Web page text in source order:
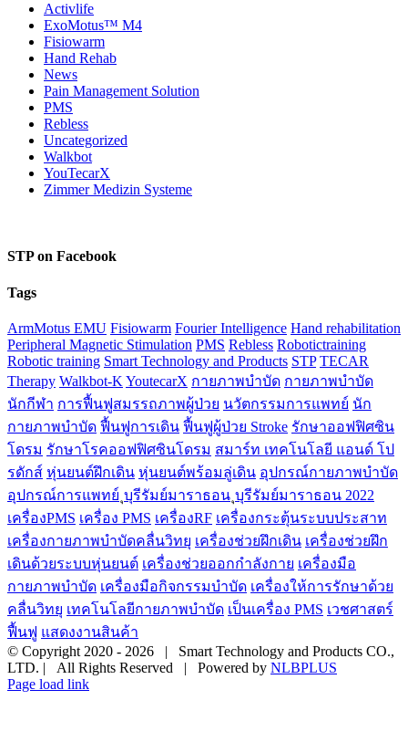
Activlife
ExoMotus™ M4
Fisiowarm
Hand Rehab
News
Pain Management Solution
PMS
Rebless
Uncategorized
Walkbot
YouTecarX
Zimmer Medizin Systeme
STP on Facebook
Tags
ArmMotus EMU Fisiowarm Fourier Intelligence Hand rehabilitation
Peripheral Magnetic Stimulation PMS Rebless Robotictraining
Robotic training Smart Technology and Products STP TECAR
Therapy Walkbot-K YoutecarX กายภาพบำบัด กายภาพบำบัด
นักกีฬา การฟื้นฟูสมรรถภาพผู้ป่วย นวัตกรรมการแพทย์ นัก
กายภาพบำบัด ฟื้นฟูการเดิน ฟื้นฟูผู้ป่วย Stroke รักษาออฟฟิศซิน
โดรม รักษาโรคออฟฟิศซินโดรม สมาร์ท เทคโนโลยี แอนด์ โป
รดักส์ หุ่นยนต์ฝึกเดิน หุ่นยนต์พร้อมลู่เดิน อุปกรณ์กายภาพบำบัด
อุปกรณ์การแพทย์ ุบุรีรัมย์มาราธอน ุบุรีรัมย์มาราธอน 2022
เครื่องPMS เครื่อง PMS เครื่องRF เครื่องกระตุ้นระบบประสาท
เครื่องกายภาพบำบัดคลื่นวิทยุ เครื่องช่วยฝึกเดิน เครื่องช่วยฝึก
เดินด้วยระบบหุ่นยนต์ เครื่องช่วยออกกำลังกาย เครื่องมือ
กายภาพบำบัด เครื่องมือกิจกรรมบำบัด เครื่องให้การรักษาด้วย
คลื่นวิทยุ เทคโนโลยีกายภาพบำบัด เป็นเครื่อง PMS เวชศาสตร์
ฟื้นฟู แสดงงานสินค้า
© Copyright 2020 - 2026 | Smart Technology and Products CO.,
LTD. | All Rights Reserved | Powered by NLBPLUS
Page load link